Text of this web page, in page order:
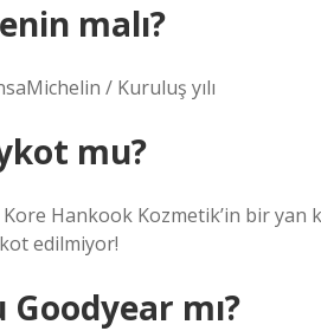
malı?
/ Kuruluş yılı
mu?
Kore Hankook Kozmetik’in bir
edilmiyor!
mı?